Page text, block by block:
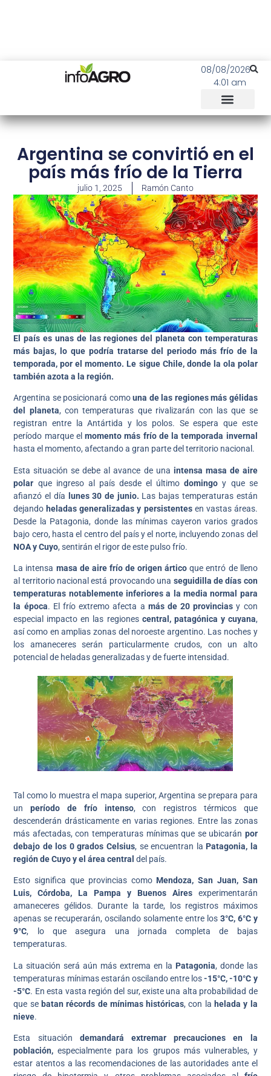
08/08/2026
4:01 am
Argentina se convirtió en el
país más frío de la Tierra
julio 1, 2025 Ramón Canto
El país es unas de las regiones del planeta con temperaturas
más bajas, lo que podría tratarse del periodo más frío de la
temporada, por el momento. Le sigue Chile, donde la ola polar
también azota a la región.
Argentina se posicionará comouna de las regiones más gélidas
del planeta, con temperaturas que rivalizarán con las que se
registran entre la Antártida y los polos. Se espera que este
período marque elmomento más frío de la temporada invernal
hasta el momento, afectando a gran parte del territorio nacional.
Esta situación se debe al avance de una intensa masa de aire
polar que ingreso al país desde el últimodomingo y que se
afianzó el día lunes 30 de junio. Las bajas temperaturas están
dejandoheladas generalizadas y persistentesen vastas áreas.
Desde la Patagonia, donde las mínimas cayeron varios grados
bajo cero, hasta el centro del país y el norte, incluyendo zonas del
NOA y Cuyo, sentirán el rigor de este pulso frío.
La intensa masa de aire frío de origen ártico que entró de lleno
al territorio nacional está provocando una seguidilla de días con
temperaturas notablemente inferiores a la media normal para
la época. El frío extremo afecta a más de 20 provincias y con
especial impacto en las regionescentral, patagónica y cuyana,
así como en amplias zonas del noroeste argentino. Las noches y
los amaneceres serán particularmente crudos, con un alto
potencial de heladas generalizadas y de fuerte intensidad.
Tal como lo muestra el mapa superior, Argentina se prepara para
unperíodo de frío intenso, con registros térmicos que
descenderán drásticamente en varias regiones. Entre las zonas
más afectadas, con temperaturas mínimas que se ubicarán por
debajo de los 0 grados Celsius, se encuentran la Patagonia, la
región de Cuyo y el área central del país.
Esto significa que provincias como Mendoza, San Juan, San
Luis, Córdoba, La Pampa y Buenos Airesexperimentarán
amaneceres gélidos. Durante la tarde, los registros máximos
apenas se recuperarán, oscilando solamente entre los 3°C, 6°C y
9°C, lo que asegura una jornada completa de bajas
temperaturas.
La situación será aún más extrema en la Patagonia, donde las
temperaturas mínimas estarán oscilando entre los-15°C, -10°C y
-5°C. En esta vasta región del sur, existe una alta probabilidad de
que se batan récords de mínimas históricas, con la helada y la
nieve.
Esta situación demandará extremar precauciones en la
población,especialmente para los grupos más vulnerables, y
estar atentos a las recomendaciones de las autoridades ante el